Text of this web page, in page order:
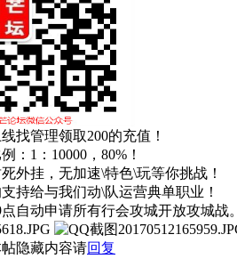
找管理领取200的充值！
：1：10000，80%！
外挂，无加速\特色\玩等你挑战！
持给与我们动\队运营典单职业！
自动申请所有行会攻城开放攻城战。
隐藏内容请回复